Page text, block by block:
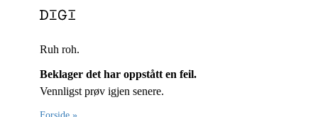
Ruh roh.
Beklager det har oppstått en feil.
Vennligst prøv igjen senere.